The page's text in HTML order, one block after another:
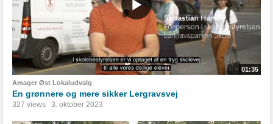
01:35
Amager Øst Lokaludvalg
En grønnere og mere sikker Lergravsvej
327 views 3. oktober 2023